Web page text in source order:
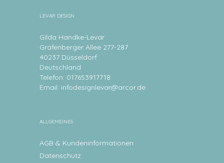
LEVAR DESIGN
Gilda Handke-Levar
Grafenberger Allee 277-287
40237 Düsseldorf
Deutschland
Telefon: 017653917718
Email: infodesignlevar@arcor.de
ALLGEMEINES
AGB & Kundeninformationen
Datenschutz